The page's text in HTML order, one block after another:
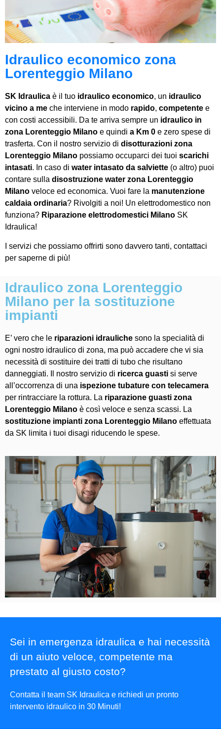
Idraulico economico zona
Lorenteggio Milano
SK Idraulica è il tuo idraulico economico, un idraulico
vicino a me che interviene in modo rapido, competente e
con costi accessibili. Da te arriva sempre un idraulico in
zona Lorenteggio Milano e quindi a Km 0 e zero spese di
trasferta. Con il nostro servizio di disotturazioni zona
Lorenteggio Milano possiamo occuparci dei tuoi scarichi
intasati. In caso di water intasato da salviette (o altro) puoi
contare sulla disostruzione water zona Lorenteggio
Milano veloce ed economica. Vuoi fare la manutenzione
caldaia ordinaria? Rivolgiti a noi! Un elettrodomestico non
funziona? Riparazione elettrodomestici Milano SK
Idraulica!
I servizi che possiamo offrirti sono davvero tanti, contattaci
per saperne di più!
Idraulico zona Lorenteggio
Milano per la sostituzione
impianti
E’ vero che le riparazioni idrauliche sono la specialità di
ogni nostro idraulico di zona, ma può accadere che vi sia
necessità di sostituire dei tratti di tubo che risultano
danneggiati. Il nostro servizio di ricerca guasti si serve
all’occorrenza di una ispezione tubature con telecamera
per rintracciare la rottura. La riparazione guasti zona
Lorenteggio Milano è così veloce e senza scassi. La
sostituzione impianti zona Lorenteggio Milano effettuata
da SK limita i tuoi disagi riducendo le spese.
Sei in emergenza idraulica e hai necessità
di un aiuto veloce, competente ma
prestato al giusto costo?
Contatta il team SK Idraulica e richiedi un pronto
intervento idraulico in 30 Minuti!